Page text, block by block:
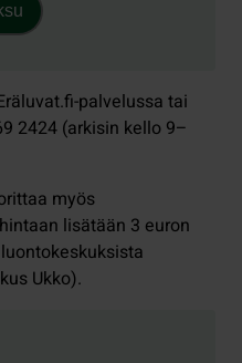
palvelussa tai
2424 (arkisin kello 9–
myös
lisätään 3 euron
Ukko).